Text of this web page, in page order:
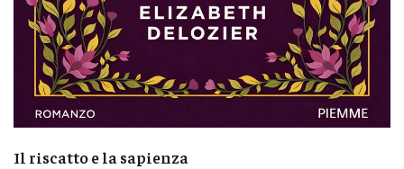
Il riscatto e la sapienza